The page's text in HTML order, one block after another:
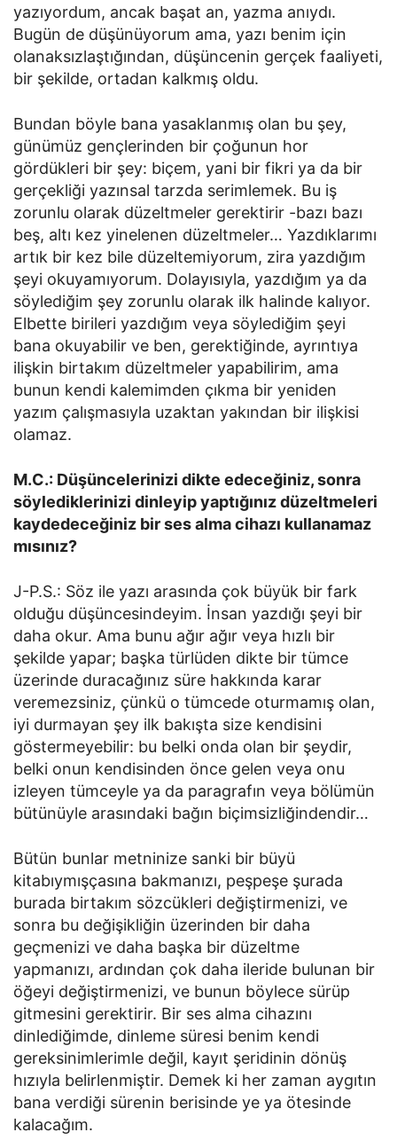
yazıyordum, ancak başat an, yazma anıydı.
Bugün de düşünüyorum ama, yazı benim için
olanaksızlaştığından, düşüncenin gerçek faaliyeti,
bir şekilde, ortadan kalkmış oldu.
Bundan böyle bana yasaklanmış olan bu şey,
günümüz gençlerinden bir çoğunun hor
gördükleri bir şey: biçem, yani bir fikri ya da bir
gerçekliği yazınsal tarzda serimlemek. Bu iş
zorunlu olarak düzeltmeler gerektirir -bazı bazı
beş, altı kez yinelenen düzeltmeler… Yazdıklarımı
artık bir kez bile düzeltemiyorum, zira yazdığım
şeyi okuyamıyorum. Dolayısıyla, yazdığım ya da
söylediğim şey zorunlu olarak ilk halinde kalıyor.
Elbette birileri yazdığım veya söylediğim şeyi
bana okuyabilir ve ben, gerektiğinde, ayrıntıya
ilişkin birtakım düzeltmeler yapabilirim, ama
bunun kendi kalemimden çıkma bir yeniden
yazım çalışmasıyla uzaktan yakından bir ilişkisi
olamaz.
M.C.: Düşüncelerinizi dikte edeceğiniz, sonra
söylediklerinizi dinleyip yaptığınız düzeltmeleri
kaydedeceğiniz bir ses alma cihazı kullanamaz
mısınız?
J-P.S.: Söz ile yazı arasında çok büyük bir fark
olduğu düşüncesindeyim. İnsan yazdığı şeyi bir
daha okur. Ama bunu ağır ağır veya hızlı bir
şekilde yapar; başka türlüden dikte bir tümce
üzerinde duracağınız süre hakkında karar
veremezsiniz, çünkü o tümcede oturmamış olan,
iyi durmayan şey ilk bakışta size kendisini
göstermeyebilir: bu belki onda olan bir şeydir,
belki onun kendisinden önce gelen veya onu
izleyen tümceyle ya da paragrafın veya bölümün
bütünüyle arasındaki bağın biçimsizliğindendir…
Bütün bunlar metninize sanki bir büyü
kitabıymışçasına bakmanızı, peşpeşe şurada
burada birtakım sözcükleri değiştirmenizi, ve
sonra bu değişikliğin üzerinden bir daha
geçmenizi ve daha başka bir düzeltme
yapmanızı, ardından çok daha ileride bulunan bir
öğeyi değiştirmenizi, ve bunun böylece sürüp
gitmesini gerektirir. Bir ses alma cihazını
dinlediğimde, dinleme süresi benim kendi
gereksinimlerimle değil, kayıt şeridinin dönüş
hızıyla belirlenmiştir. Demek ki her zaman aygıtın
bana verdiği sürenin berisinde ye ya ötesinde
kalacağım.